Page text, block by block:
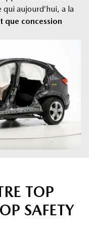
aujourd’hui, a la
que concession
TOP
SAFETY